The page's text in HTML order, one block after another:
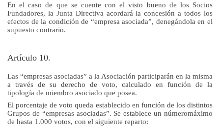
En el caso de que se cuente con el visto bueno de los Socios
Fundadores, la Junta Directiva acordará la concesión a todos los
efectos de la condición de “empresa asociada”, denegándola en el
supuesto contrario.
Artículo 10.
Las “empresas asociadas” a la Asociación participarán en la misma
a través de su derecho de voto, calculado en función de la
tipología de miembro asociado que posea.
El porcentaje de voto queda establecido en función de los distintos
Grupos de “empresas asociadas”. Se establece un númeromáximo
de hasta 1.000 votos, con el siguiente reparto: